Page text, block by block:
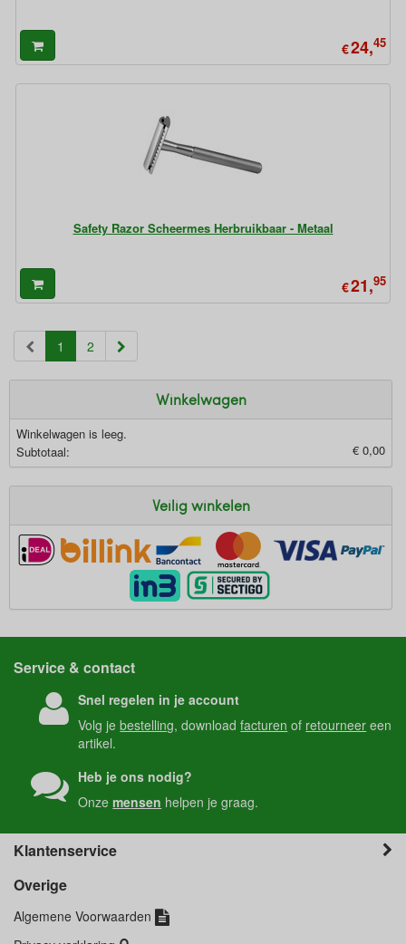
€24,45
Safety Razor Scheermes Herbruikbaar - Metaal
€21,95
1 (current)
2
Winkelwagen
Winkelwagen is leeg.
Subtotaal:
€ 0,00
Veilig winkelen
Service & contact
Snel regelen in je account
Volg jebestelling, downloadfacturen of retourneer een
artikel.
Heb je ons nodig?
Onzemensen helpen je graag.
Klantenservice
Overige
Algemene Voorwaarden